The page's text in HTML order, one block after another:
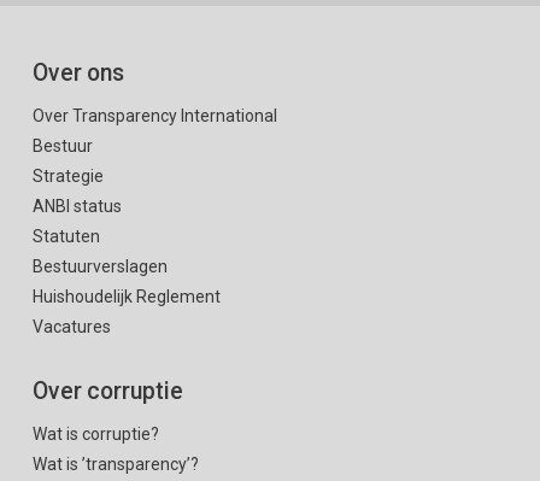
Over ons
Over Transparency International
Bestuur
Strategie
ANBI status
Statuten
Bestuurverslagen
Huishoudelijk Reglement
Vacatures
Over corruptie
Wat is corruptie?
Wat is ’transparency’?